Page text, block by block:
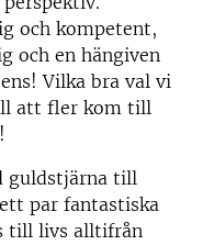
och kompetent,
och en hängiven
Vilka bra val vi
att fler kom till
guldstjärna till
par fantastiska
till livs alltifrån